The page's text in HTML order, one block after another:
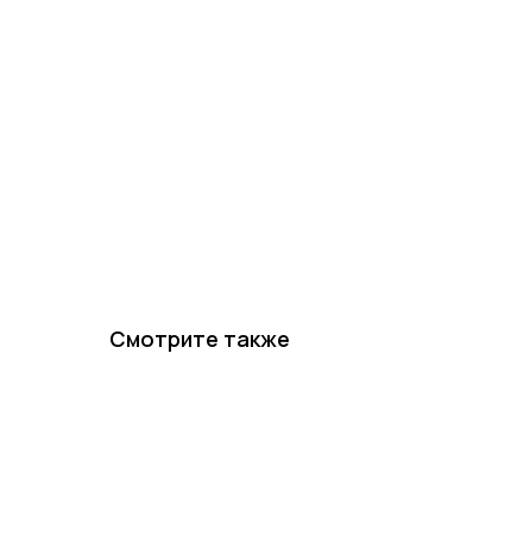
Смотрите также